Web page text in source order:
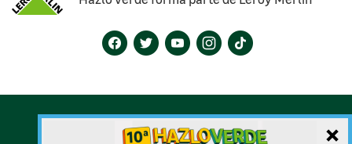
×
Bases del concurso Cookies